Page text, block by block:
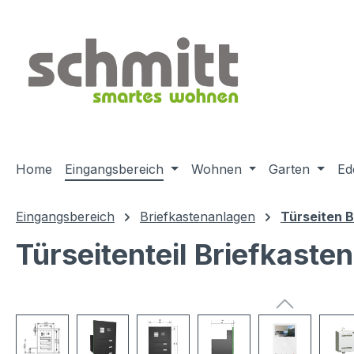
Home Eingangsbereich Wohnen Garten
Eingangsbereich Briefkastenanlagen Türseiten
Türseitenteil